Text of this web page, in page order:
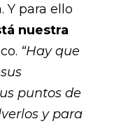
Y para ello
nuestra
“Hay que
puntos de
y para